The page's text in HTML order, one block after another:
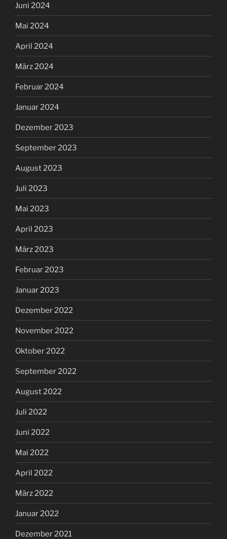
Juni 2024
Mai 2024
April 2024
März 2024
Februar 2024
Januar 2024
Dezember 2023
September 2023
August 2023
Juli 2023
Mai 2023
April 2023
März 2023
Februar 2023
Januar 2023
Dezember 2022
November 2022
Oktober 2022
September 2022
August 2022
Juli 2022
Juni 2022
Mai 2022
April 2022
März 2022
Januar 2022
Dezember 2021